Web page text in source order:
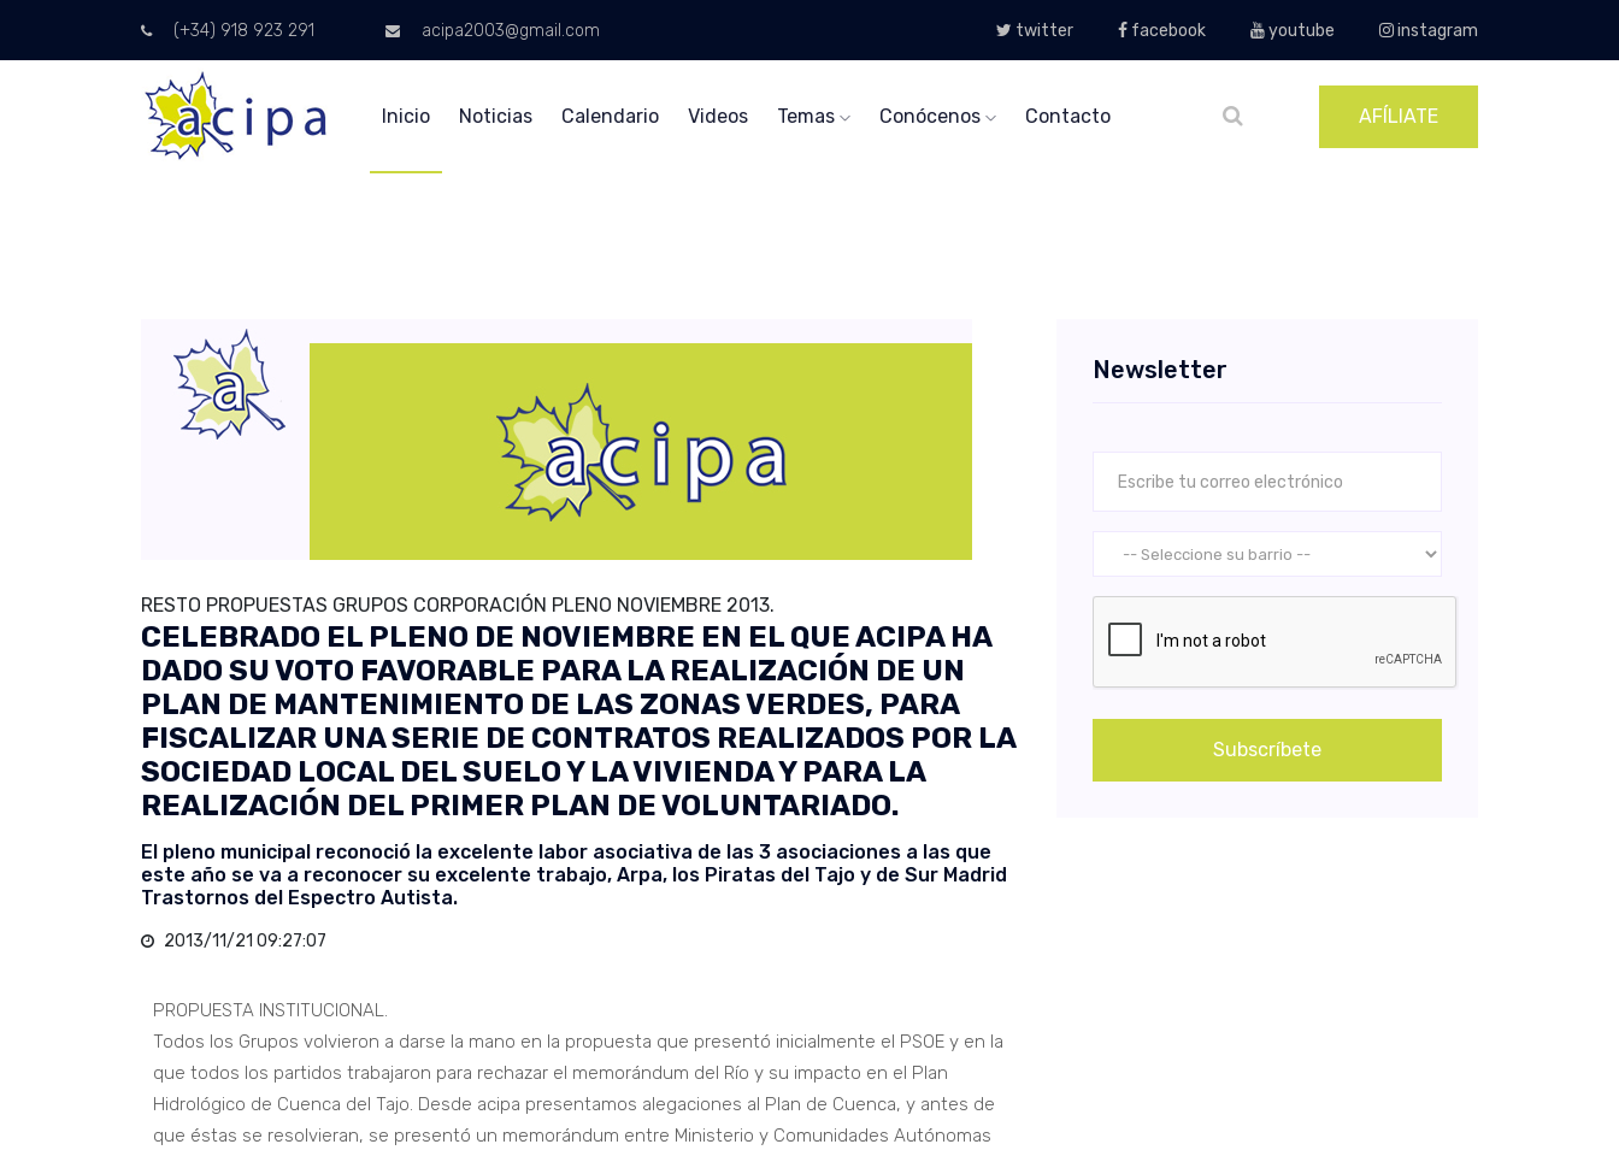
(+34) 918 923 291 acipa2003@gmail.com twitter facebook youtube instagram
Inicio Noticias Calendario Videos Temas Conócenos Contacto AFÍLIATE
RESTO PROPUESTAS GRUPOS CORPORACIÓN PLENO NOVIEMBRE 2013.
CELEBRADO EL PLENO DE NOVIEMBRE EN EL QUE ACIPA HA
DADO SU VOTO FAVORABLE PARA LA REALIZACIÓN DE UN
PLAN DE MANTENIMIENTO DE LAS ZONAS VERDES, PARA
FISCALIZAR UNA SERIE DE CONTRATOS REALIZADOS POR LA
SOCIEDAD LOCAL DEL SUELO Y LA VIVIENDA Y PARA LA
REALIZACIÓN DEL PRIMER PLAN DE VOLUNTARIADO.
El pleno municipal reconoció la excelente labor asociativa de las 3 asociaciones a las que
este año se va a reconocer su excelente trabajo, Arpa, los Piratas del Tajo y de Sur Madrid
Trastornos del Espectro Autista.
2013/11/21 09:27:07
PROPUESTA INSTITUCIONAL.
Todos los Grupos volvieron a darse la mano en la propuesta que presentó inicialmente el PSOE y en la
que todos los partidos trabajaron para rechazar el memorándum del Río y su impacto en el Plan
Hidrológico de Cuenca del Tajo. Desde acipa presentamos alegaciones al Plan de Cuenca, y antes de
que éstas se resolvieran, se presentó un memorándum entre Ministerio y Comunidades Autónomas
Newsletter
Subscríbete